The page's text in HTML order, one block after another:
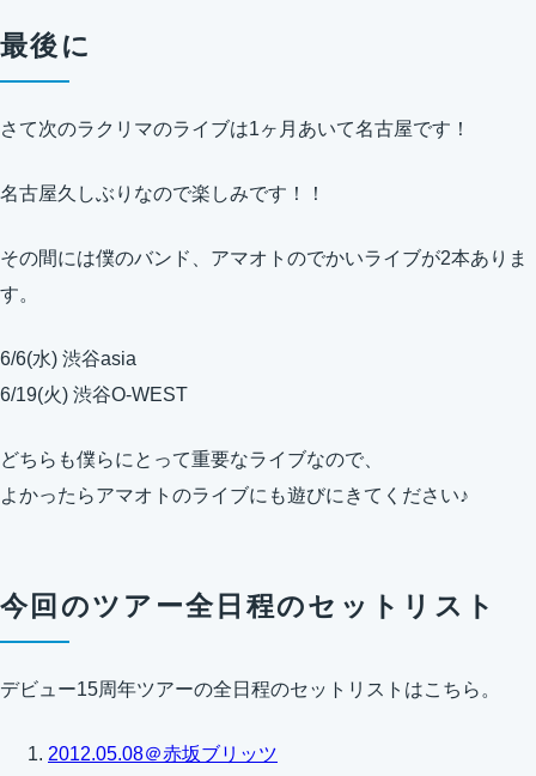
最後に
さて次のラクリマのライブは1ヶ月あいて名古屋です！
名古屋久しぶりなので楽しみです！！
その間には僕のバンド、アマオトのでかいライブが2本ありま
す。
6/6(水) 渋谷asia
6/19(火) 渋谷O-WEST
どちらも僕らにとって重要なライブなので、
よかったらアマオトのライブにも遊びにきてください♪
今回のツアー全日程のセットリスト
デビュー15周年ツアーの全日程のセットリストはこちら。
2012.05.08＠赤坂ブリッツ